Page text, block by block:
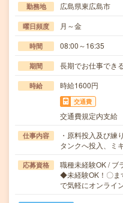
勤務地 広島県東広島市
曜日頻度 月～金
時間 08:00～16:35
期間 長期でお仕事でき
時給 時給1600円
交通費
交通費規定内支給
仕事内容
・原料投入及び練
タンクへ投入、ミ
応募資格
職種未経験OK / ブ
◆未経験OK！〇ま
で気軽にオンライ